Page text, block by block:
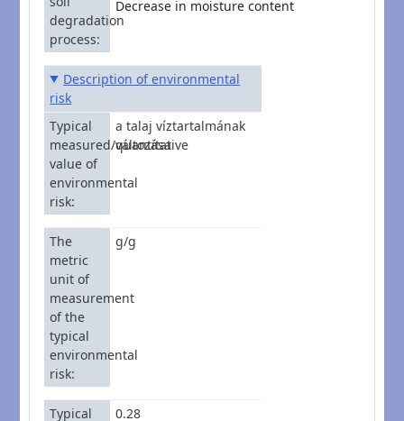
degradation
process
Decrease in moisture content
Description of environmental
risk
Typical
measured/quantitative
value of
environmental
risk
a talaj víztartalmának
változása
The
metric
unit of
measurement
of the
typical
environmental
risk
g/g
Typical
0.28